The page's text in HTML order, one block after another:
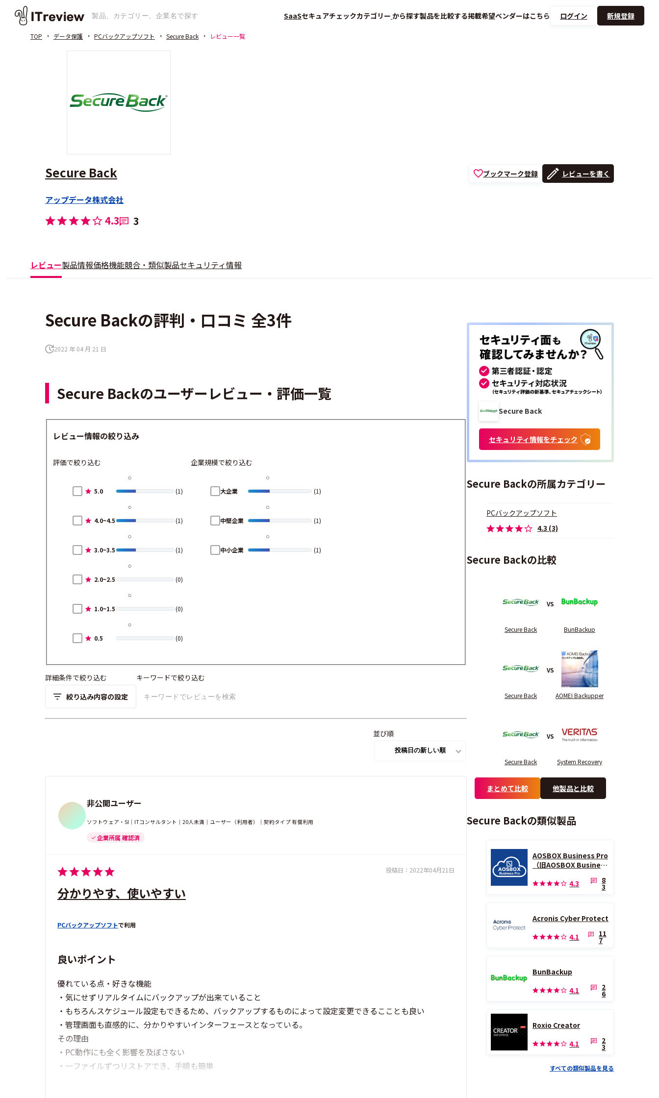
SaaSセキュアチェックカテゴリー から探す製品を比較する掲載希望ベンダーはこちら ログイン 新規登録
TOP データ保護 PCバックアップソフト Secure Back レビュー一覧
Secure Back
アップデータ株式会社
4.3 3
ブックマーク登録 レビューを書く
レビュー製品情報価格機能競合・類似製品セキュリティ情報
Secure Backの評判・口コミ 全3件
2022 年 04 月 21 日
Secure Backのユーザーレビュー・評価一覧
レビュー情報の絞り込み
評価で絞り込む
5.0 (1)
4.0~4.5 (1)
3.0~3.5 (1)
2.0~2.5 (0)
1.0~1.5 (0)
0.5 (0)
企業規模で絞り込む
大企業 (1)
中堅企業 (1)
中小企業 (1)
詳細条件で絞り込む
絞り込み内容の設定
キーワードで絞り込む
並び順
非公開ユーザー
ソフトウェア・SI｜ITコンサルタント｜20人未満｜ユーザー（利用者）｜契約タイプ 有償利用
企業所属 確認済
投稿日： 2022年04月21日
分かりやす、使いやすい
PCバックアップソフトで利用
良いポイント
優れている点・好きな機能
・気にせずリアルタイムにバックアップが出来ていること
・もちろんスケジュール設定もできるため、バックアップするものによって設定変更できるこことも良い
・管理画面も直感的に、分かりやすいインターフェースとなっている。
その理由
・PC動作にも全く影響を及ぼさない
・一ファイルずつリストアでき、手順も簡単
Secure Back
セキュリティ情報をチェック
Secure Backの所属カテゴリー
PCバックアップソフト
4.3 (3)
Secure Backの比較
Secure Back
VS
BunBackup
Secure Back
VS
AOMEI Backupper
Secure Back
VS
System Recovery
まとめて比較 他製品と比較
Secure Backの類似製品
AOSBOX Business Pro
（旧AOSBOX Busines
4.3
8
3
Acronis Cyber Protect
4.1
11
7
BunBackup
4.1
2
6
Roxio Creator
4.1
2
3
すべての類似製品を見る